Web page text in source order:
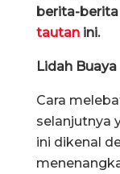
berita-
tautan ini.
Lidah Buaya
Cara
selanjutnya
ini dikenal